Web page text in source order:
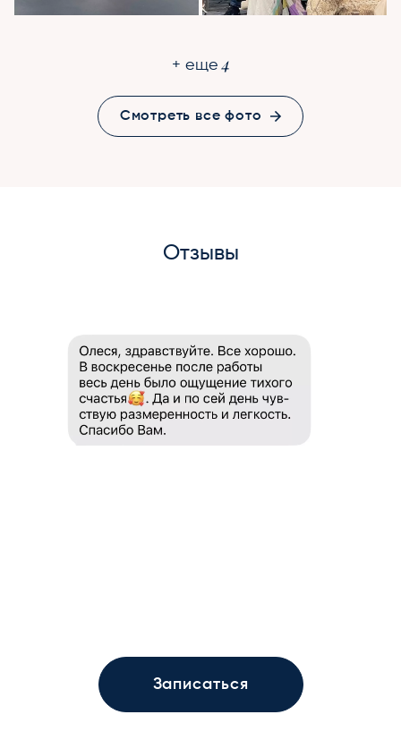
+ еще 4
Смотреть все фото
Отзывы
Записаться